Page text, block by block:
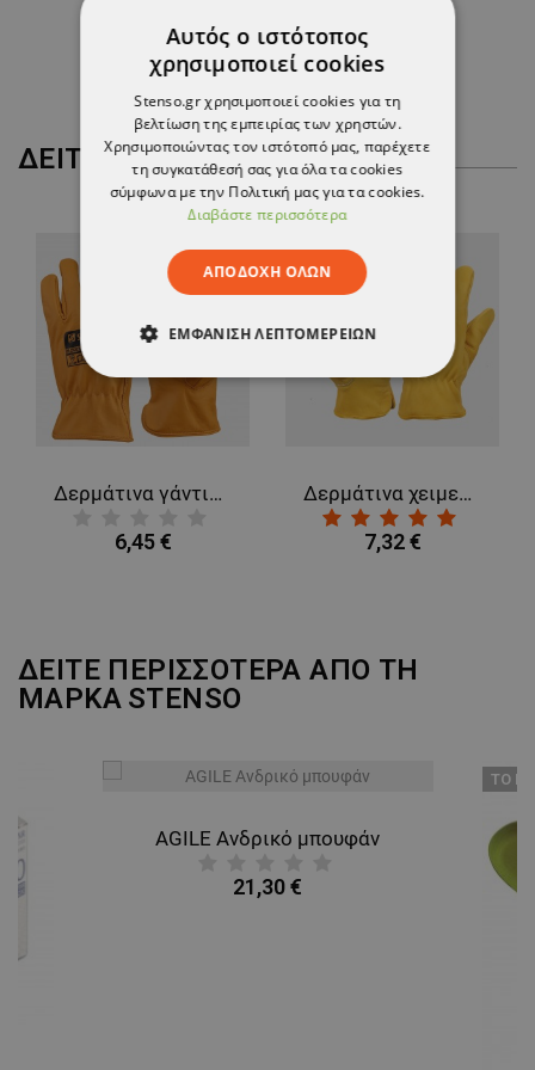
ΔΕΊΤΕ ΠΕΡΙΣΣΌΤΕΡΑ
Δερμάτινα γάντια GOLDFINCH
6,45 €
Δερμάτινα χειμερινά γάντια GOLDFINCH WINTER
7,32 €
ΔΕΙΤΕ ΠΕΡΙΣΣΟΤΕΡΑ ΑΠΟ ΤΗ
ΜΑΡΚΑ STENSO
AGILE Ανδρικό μπουφάν
21,30 €
ТΟ
Αυτός ο ιστότοπος
χρησιμοποιεί cookies
Stenso.gr χρησιμοποιεί cookies για τη
βελτίωση της εμπειρίας των χρηστών.
Χρησιμοποιώντας τον ιστότοπό μας, παρέχετε
τη συγκατάθεσή σας για όλα τα cookies
σύμφωνα με την Πολιτική μας για τα cookies.
Διαβάστε περισσότερα
ΑΠΟΔΟΧΉ ΌΛΩΝ
ΕΜΦΆΝΙΣΗ ΛΕΠΤΟΜΕΡΕΙΏΝ
ΑΠΟΛΎΤΩΣ ΑΠΑΡΑΊΤΗΤΑ
ΑΠΌΔΟΣΗΣ
ΛΕΙΤΟΥΡΓΙΚΌΤΗΤΑΣ
ΜΗ ΤΑΞΙΝΟΜΗΜΈΝΑ